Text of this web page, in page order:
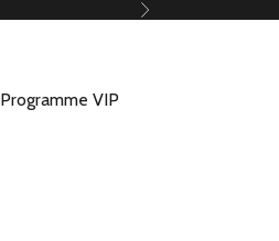
Suivant
Programme VIP